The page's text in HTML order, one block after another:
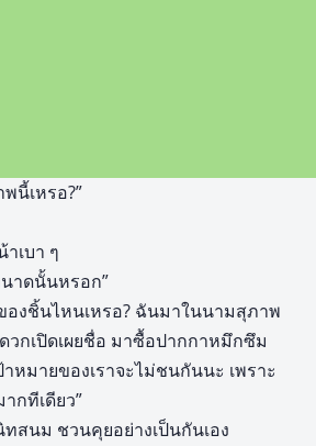
นี้เหรอ?”
เบา ๆ
าดนั้นหรอก”
งชิ้นไหนเหรอ? ฉันมาในนามสุภาพ
กเปิดเผยชื่อ มาซื้อปากกาหมึกซึม
หมายของเราจะไม่ชนกันนะ เพราะ
กทีเดียว”
สนม ชวนคุยอย่างเป็นกันเอง